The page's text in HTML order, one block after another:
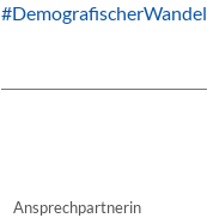
#DemografischerWandel
Ansprechpartnerin